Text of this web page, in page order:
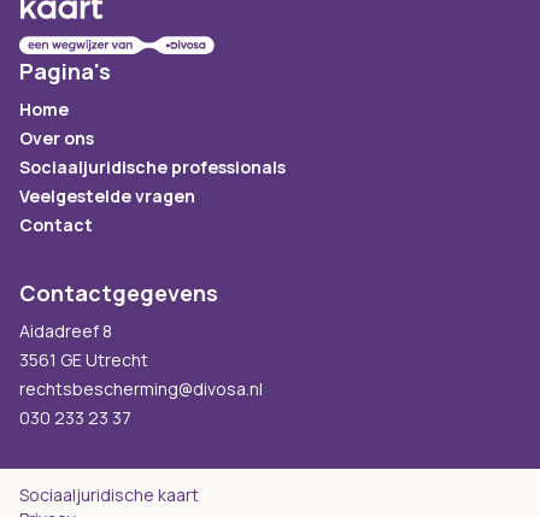
Pagina's
Home
Over ons
Sociaaljuridische professionals
Veelgestelde vragen
Contact
Contactgegevens
Aidadreef 8
3561 GE Utrecht
rechtsbescherming@divosa.nl
030 233 23 37
Sociaaljuridische kaart